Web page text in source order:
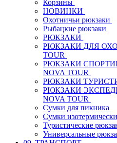
Корзины
НОВИНКИ
Охотничьи рюкзаки
Рыбацкие рюкзаки
РЮКЗАКИ
РЮКЗАКИ ДЛЯ
TOUR
РЮКЗАКИ
NOVA TOUR
РЮКЗАКИ
РЮКЗАКИ
NOVA TOUR
Сумки для пикника
Сумки
Туристические
Универсальные